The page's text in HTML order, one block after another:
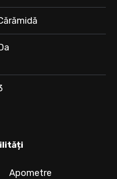
Apometre